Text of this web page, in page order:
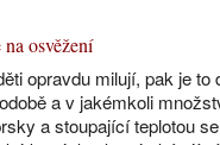
osvěžení
opravdu milují, pak je to
a v jakémkoli
a stoupající teplotou